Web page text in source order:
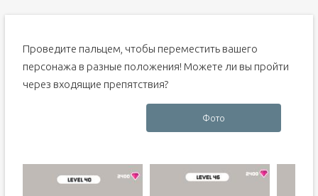
Проведите пальцем, чтобы переместить вашего
персонажа в разные положения! Можете ли вы пройти
через входящие препятствия?
Фото